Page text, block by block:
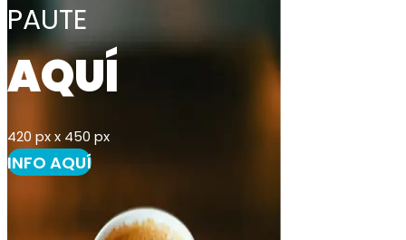
PAUTE
AQUÍ
420 px x 450 px
INFO AQUÍ